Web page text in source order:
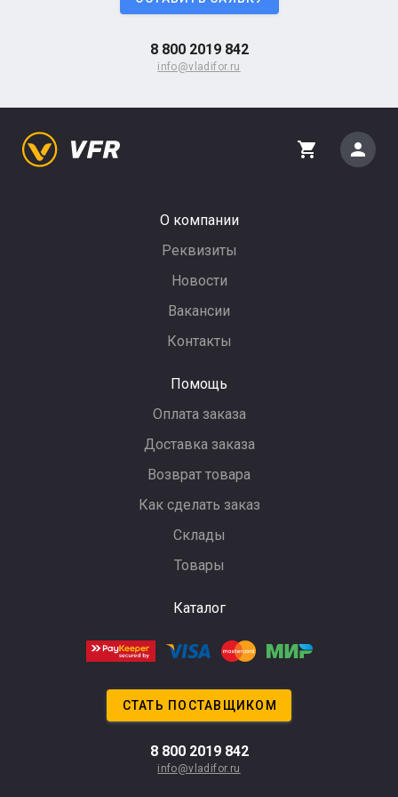
8 800 2019 842
info@vladifor.ru
О компании
Реквизиты
Новости
Вакансии
Контакты
Помощь
Оплата заказа
Доставка заказа
Возврат товара
Как сделать заказ
Склады
Товары
Каталог
shopping_cart person
СТАТЬ ПОСТАВЩИКОМ
8 800 2019 842
info@vladifor.ru